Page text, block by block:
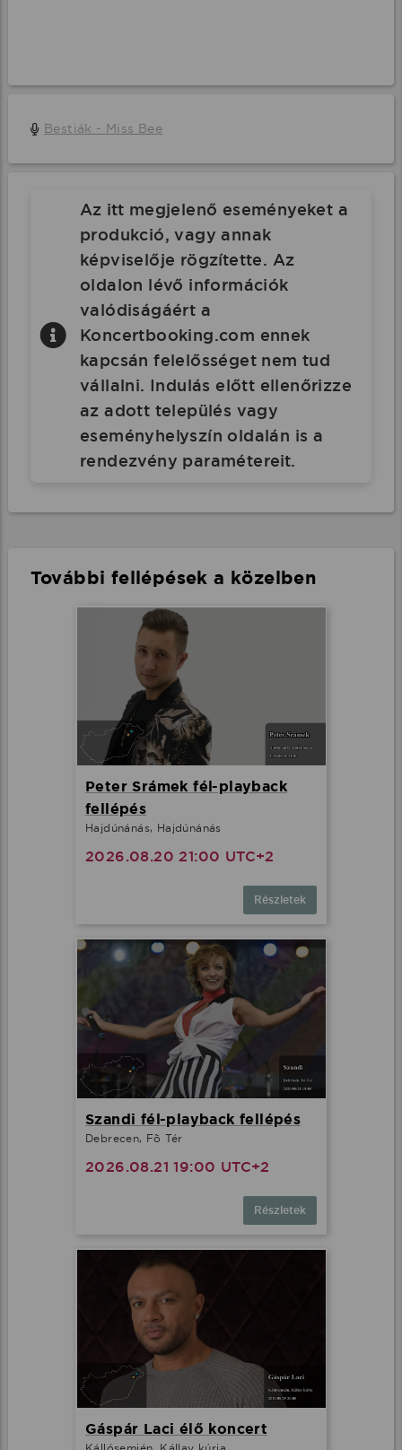
Bestiák - Miss Bee
Az itt megjelenő eseményeket a
produkció, vagy annak
képviselője rögzítette. Az
oldalon lévő információk
valódiságáért a
Koncertbooking.com ennek
kapcsán felelősséget nem tud
vállalni. Indulás előtt ellenőrizze
az adott település vagy
eseményhelyszín oldalán is a
rendezvény paramétereit.
További fellépések a közelben
Peter Srámek fél-playback
fellépés
Hajdúnánás, Hajdúnánás
2026.08.20 21:00 UTC+2
Részletek
Szandi fél-playback fellépés
Debrecen, Fõ Tér
2026.08.21 19:00 UTC+2
Részletek
Gáspár Laci élő koncert